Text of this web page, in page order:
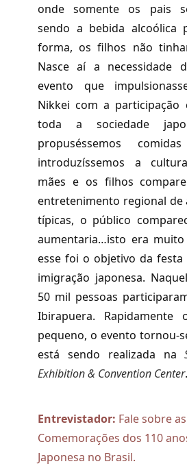
onde somente os pais
sendo a bebida alcoólica
forma, os filhos não
Nasce aí a necessidade
evento que
Nikkei com a
toda a sociedade
propuséssemos
introduzíssemos a
mães e os filhos
entretenimento regional de
típicas, o público
aumentaria…isto era
esse foi o objetivo da festa
imigração japonesa.
50 mil pessoas
Ibirapuera. Rapidamente
pequeno, o evento tornou-
está sendo realizada na
Exhibition & Convention Center.
Entrevistador: Fale sobre as
Comemorações dos 110
Japonesa no Brasil.